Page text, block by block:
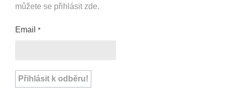
můžete se přihlásit zde.
Email *